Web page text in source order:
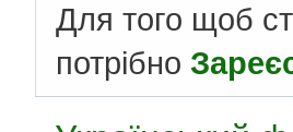
Для того щоб
потрібно